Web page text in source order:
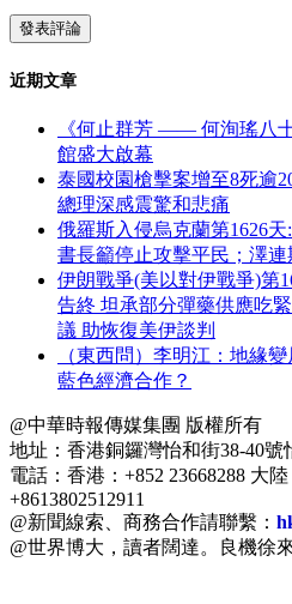
近期文章
《何止群芳 —— 何洵瑤八
館盛大啟幕
泰國校園槍擊案增至8死逾
總理深感震驚和悲痛
俄羅斯入侵烏克蘭第1626
書長籲停止攻擊平民；澤
伊朗戰爭(美以對伊戰爭)第
告終 坦承部分彈藥供應吃
議 助恢復美伊談判
（東西問）李明江：地緣
藍色經濟合作？
@中華時報傳媒集團 版權所有
地址：香港銅鑼灣怡和街38-40號
電話：香港：+852 23668288 大陸
+8613802512911
@新聞線索、商務合作請聯繫：
@世界博大，讀者闊達。良機徐